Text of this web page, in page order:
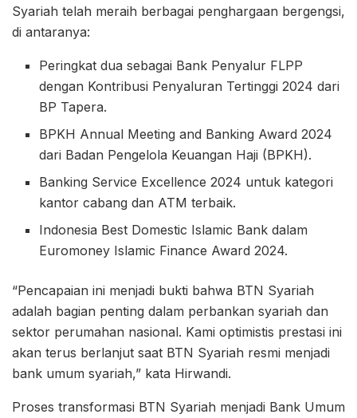
Syariah telah meraih berbagai penghargaan bergengsi,
di antaranya:
Peringkat dua sebagai Bank Penyalur FLPP
dengan Kontribusi Penyaluran Tertinggi 2024 dari
BP Tapera.
BPKH Annual Meeting and Banking Award 2024
dari Badan Pengelola Keuangan Haji (BPKH).
Banking Service Excellence 2024 untuk kategori
kantor cabang dan ATM terbaik.
Indonesia Best Domestic Islamic Bank dalam
Euromoney Islamic Finance Award 2024.
“Pencapaian ini menjadi bukti bahwa BTN Syariah
adalah bagian penting dalam perbankan syariah dan
sektor perumahan nasional. Kami optimistis prestasi ini
akan terus berlanjut saat BTN Syariah resmi menjadi
bank umum syariah,” kata Hirwandi.
Proses transformasi BTN Syariah menjadi Bank Umum